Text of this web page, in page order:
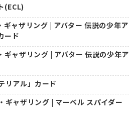
(ECL)
ギャザリング | アバター 伝説の少年ア
ード
ギャザリング | アバター 伝説の少年ア
リアル」カード
ギャザリング | マーベル スパイダー